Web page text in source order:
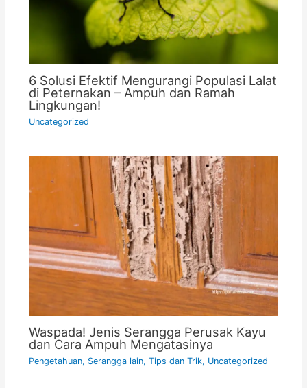
6 Solusi Efektif Mengurangi Populasi Lalat
di Peternakan – Ampuh dan Ramah
Lingkungan!
Uncategorized
Waspada! Jenis Serangga Perusak Kayu
dan Cara Ampuh Mengatasinya
Pengetahuan, Serangga lain, Tips dan Trik, Uncategorized